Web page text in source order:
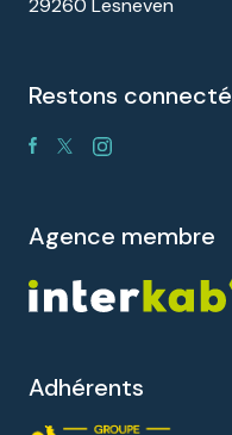
29260 Lesneven
restons connecté
agence membre
Adhérents